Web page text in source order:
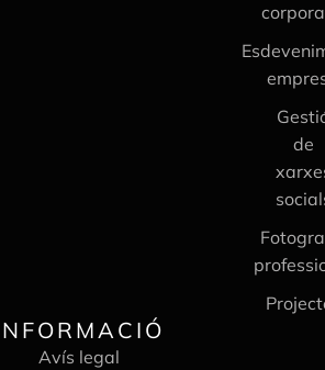
de
Avís legal